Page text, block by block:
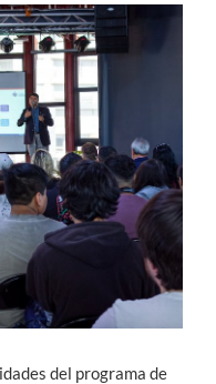
del programa de